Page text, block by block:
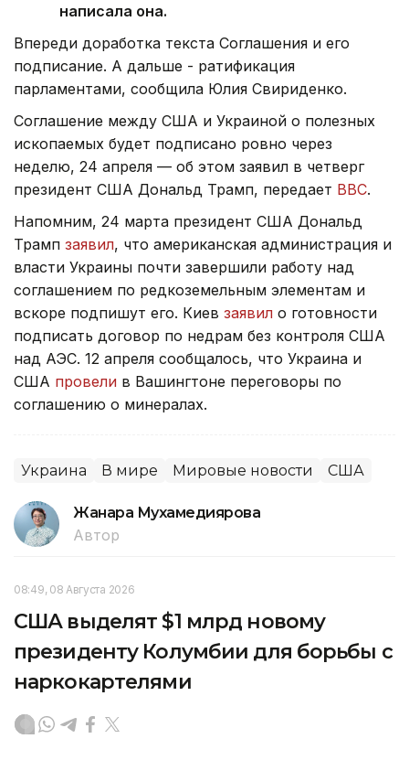
написала она.
Впереди доработка текста Соглашения и его
подписание. А дальше - ратификация
парламентами, сообщила Юлия Свириденко.
Соглашение между США и Украиной о полезных
ископаемых будет подписано ровно через
неделю, 24 апреля — об этом заявил в четверг
президент США Дональд Трамп, передает ВВС.
Напомним, 24 марта президент США Дональд
Трамп заявил, что американская администрация и
власти Украины почти завершили работу над
соглашением по редкоземельным элементам и
вскоре подпишут его. Киев заявил о готовности
подписать договор по недрам без контроля США
над АЭС. 12 апреля сообщалось, что Украина и
США провели в Вашингтоне переговоры по
соглашению о минералах.
Украина В мире Мировые новости США
Жанара Мухамедиярова
Автор
08:49, 08 Августа 2026
США выделят $1 млрд новому
президенту Колумбии для борьбы с
наркокартелями